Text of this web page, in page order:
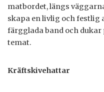
matbordet, längs
skapa en livlig och festlig
färgglada band och
temat.
Kräftskivehattar